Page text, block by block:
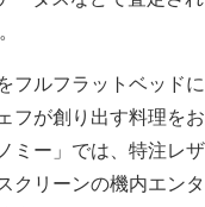
フルフラットベッド
フが創り出す料理を
ミー」では、特注レ
クリーンの機内エン